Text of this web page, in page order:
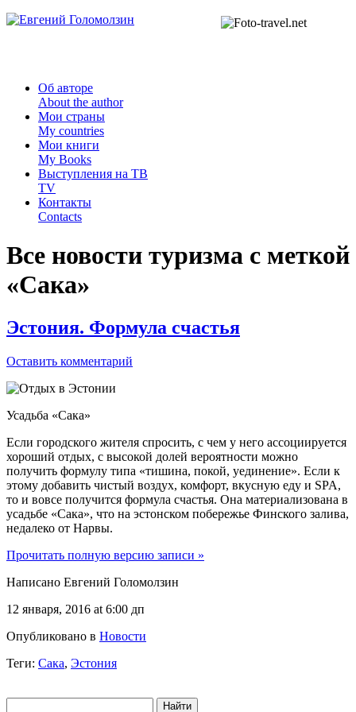
Об авторе
About the author
Мои страны
My countries
Мои книги
My Books
Выступления на ТВ
TV
Контакты
Contacts
Все новости туризма с меткой
«Сака»
Эстония. Формула счастья
Оставить комментарий
Усадьба «Сака»
Если городского жителя спросить, с чем у него ассоциируется
хороший отдых, с высокой долей вероятности можно
получить формулу типа «тишина, покой, уединение». Если к
этому добавить чистый воздух, комфорт, вкусную еду и SPA,
то и вовсе получится формула счастья. Она материализована в
усадьбе «Сака», что на эстонском побережье Финского залива,
недалеко от Нарвы.
Прочитать полную версию записи »
Написано Евгений Голомолзин
12 января, 2016 at 6:00 дп
Опубликовано в Новости
Теги: Сака, Эстония